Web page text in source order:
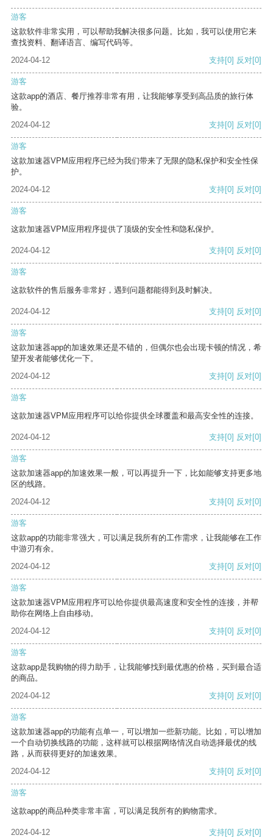
游客
这款软件非常实用，可以帮助我解决很多问题。比如，我可以使用它来
查找资料、翻译语言、编写代码等。
2024-04-12
支持[0] 反对[0]
游客
这款app的酒店、餐厅推荐非常有用，让我能够享受到高品质的旅行体
验。
2024-04-12
支持[0] 反对[0]
游客
这款加速器VPM应用程序已经为我们带来了无限的隐私保护和安全性保
护。
2024-04-12
支持[0] 反对[0]
游客
这款加速器VPM应用程序提供了顶级的安全性和隐私保护。
2024-04-12 支持[0] 反对[0]
游客
这款软件的售后服务非常好，遇到问题都能得到及时解决。
2024-04-12 支持[0] 反对[0]
游客
这款加速器app的加速效果还是不错的，但偶尔也会出现卡顿的情况，希
望开发者能够优化一下。
2024-04-12
支持[0] 反对[0]
游客
这款加速器VPM应用程序可以给你提供全球覆盖和最高安全性的连接。
2024-04-12 支持[0] 反对[0]
游客
这款加速器app的加速效果一般，可以再提升一下，比如能够支持更多地
区的线路。
2024-04-12
支持[0] 反对[0]
游客
这款app的功能非常强大，可以满足我所有的工作需求，让我能够在工作
中游刃有余。
2024-04-12
支持[0] 反对[0]
游客
这款加速器VPM应用程序可以给你提供最高速度和安全性的连接，并帮
助你在网络上自由移动。
2024-04-12
支持[0] 反对[0]
游客
这款app是我购物的得力助手，让我能够找到最优惠的价格，买到最合适
的商品。
2024-04-12
支持[0] 反对[0]
游客
这款加速器app的功能有点单一，可以增加一些新功能。比如，可以增加
一个自动切换线路的功能，这样就可以根据网络情况自动选择最优的线
路，从而获得更好的加速效果。
2024-04-12
支持[0] 反对[0]
游客
这款app的商品种类非常丰富，可以满足我所有的购物需求。
2024-04-12 支持[0] 反对[0]